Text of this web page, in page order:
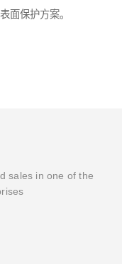
面保护方案。
sales in one of the